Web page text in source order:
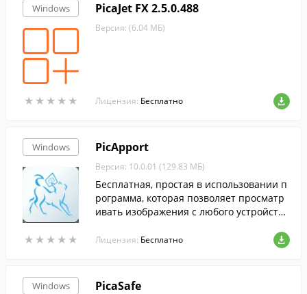
Windows
★ ★ ★ ★ ★
★ ★ ★ ★ ★
PicaJet FX 2.5.0.488
Версия: (6.04 МБ)
Лицензия: Бесплатно
Windows
★ ★ ★ ★ ★
★ ★ ★ ★ ★
PicApport
Версия: 10.0.01 (129.83 МБ)
Бесплатная, простая в использовании п
рограмма, которая позволяет просматр
ивать изображения с любого устройства
Лицензия: Бесплатно
Windows PicaSafe